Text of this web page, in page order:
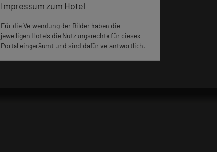
Impressum zum Hotel
Für die Verwendung der Bilder haben die
jeweiligen Hotels die Nutzungsrechte für dieses
Portal eingeräumt und sind dafür verantwortlich.